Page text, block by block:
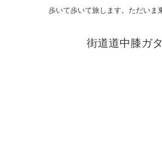
歩いて歩いて旅します。ただいま
街道道中膝ガ